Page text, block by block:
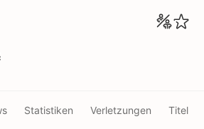
Statistiken Verletzungen Titel